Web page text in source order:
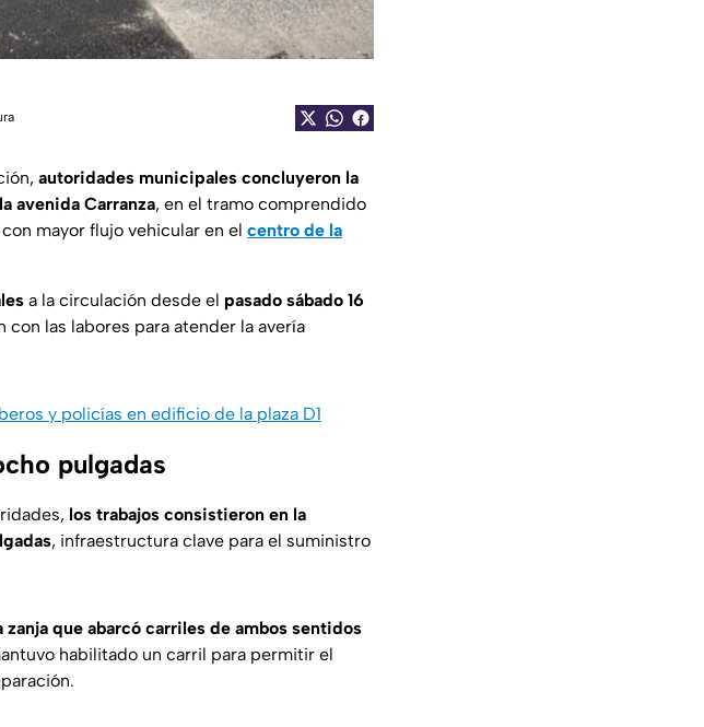
autoridades municipales concluyeron la
avenida Carranza, en el tramo comprendido
mayor flujo vehicular en el centro de la
a la circulación desde el pasado sábado 16
las labores para atender la avería
y policías en edificio de la plaza D1
pulgadas
los trabajos consistieron en la
, infraestructura clave para el suministro
zanja que abarcó carriles de ambos sentidos
habilitado un carril para permitir el